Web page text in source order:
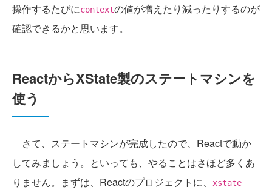
操作するたびにcontextの値が増えたり減ったりするのが
確認できるかと思います。
ReactからXState製のステートマシンを
使う
さて、ステートマシンが完成したので、Reactで動か
してみましょう。といっても、やることはさほど多くあ
りません。まずは、Reactのプロジェクトに、
xstate